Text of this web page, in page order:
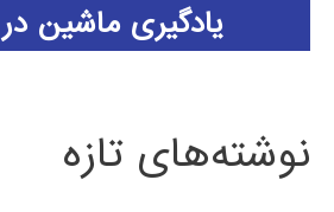
یادگیری ماشین
نوشته‌های تازه